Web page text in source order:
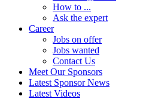
How to ...
Ask the expert
Career
Jobs on offer
Jobs wanted
Contact Us
Meet Our Sponsors
Latest Sponsor News
Latest Videos